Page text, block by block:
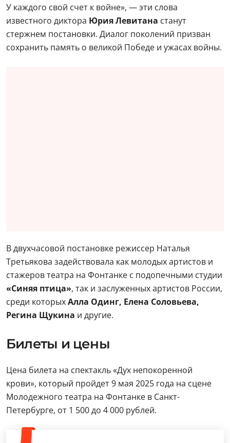
У каждого свой счет к войне», — эти слова
известного диктора Юрия Левитана станут
стержнем постановки. Диалог поколений призван
сохранить память о великой Победе и ужасах войны.
В двухчасовой постановке режиссер Наталья
Третьякова задействовала как молодых артистов и
стажеров театра на Фонтанке с подопечными студии
«Синяя птица», так и заслуженных артистов России,
среди которыхАлла Одинг, Елена Соловьева,
Регина Щукина и другие.
Билеты и цены
Цена билета на спектакль «Дух непокоренной
крови», который пройдет 9 мая 2025 года на сцене
Молодежного театра на Фонтанке в Санкт-
Петербурге, от 1 500 до 4 000 рублей.